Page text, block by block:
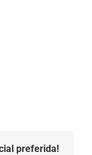
preferida!